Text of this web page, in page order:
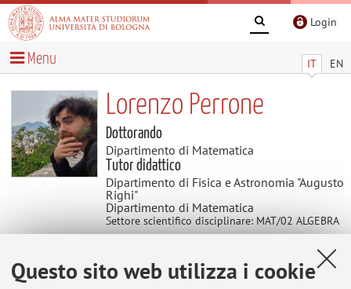
Questo sito web utilizza i cookie
Login
IT EN
Menu
Lorenzo Perrone
Dottorando
Dipartimento di Matematica
Tutor didattico
Dipartimento di Fisica e Astronomia "Augusto
Righi"
Dipartimento di Matematica
Settore scientifico disciplinare: MAT/02 ALGEBRA
Contatti